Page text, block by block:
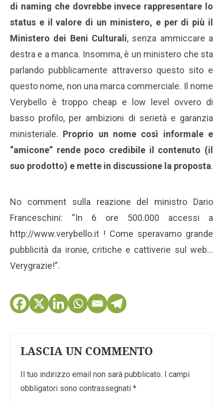
di naming che dovrebbe invece rappresentare lo
status e il valore di un ministero, e per di più il
Ministero dei Beni Culturali, senza ammiccare a
destra e a manca. Insomma, è un ministero che sta
parlando pubblicamente attraverso questo sito e
questo nome, non una marca commerciale. Il nome
Verybello è troppo cheap e low level ovvero di
basso profilo, per ambizioni di serietà e garanzia
ministeriale. Proprio un nome così informale e
“amicone” rende poco credibile il contenuto (il
suo prodotto) e mette in discussione la proposta.
No comment sulla reazione del ministro Dario
Franceschini: “In 6 ore 500.000 accessi a
http://www.verybello.it ! Come speravamo grande
pubblicità da ironie, critiche e cattiverie sul web…
Verygrazie!”.
LASCIA UN COMMENTO
Il tuo indirizzo email non sarà pubblicato. I campi
obbligatori sono contrassegnati *